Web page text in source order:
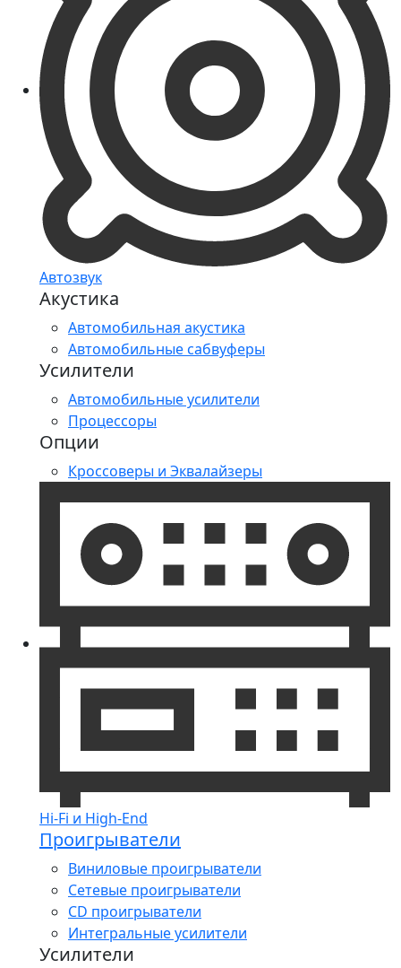
Автозвук
Акустика
Автомобильная акустика
Автомобильные сабвуферы
Усилители
Автомобильные усилители
Процессоры
Опции
Кроссоверы и Эквалайзеры
Hi-Fi и High-End
Проигрыватели
Виниловые проигрыватели
Сетевые проигрыватели
CD проигрыватели
Интегральные усилители
Усилители